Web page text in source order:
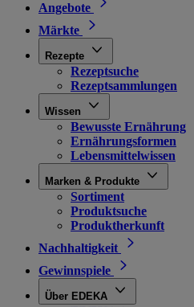
Angebote
Märkte
Rezepte
Rezeptsuche
Rezeptsammlungen
Wissen
Bewusste Ernährung
Ernährungsformen
Lebensmittelwissen
Marken & Produkte
Sortiment
Produktsuche
Produktherkunft
Nachhaltigkeit
Gewinnspiele
Über EDEKA